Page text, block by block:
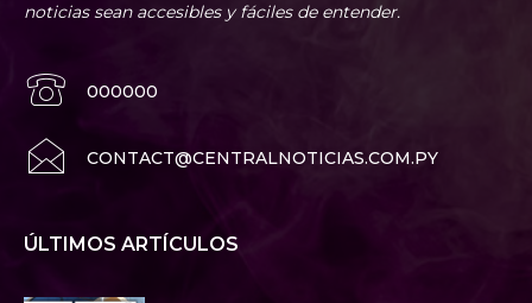
noticias sean accesibles y fáciles de entender.
000000
CONTACT@CENTRALNOTICIAS.COM.PY
ÚLTIMOS ARTÍCULOS